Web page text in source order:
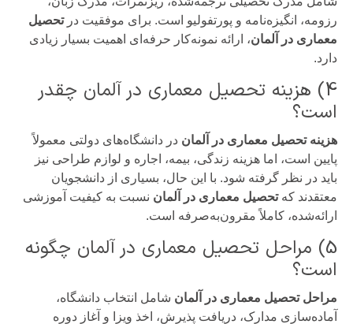
رزومه، انگیزه‌نامه و پورتفولیو است. برای موفقیت درتحصیل
معماری در آلمان، ارائه نمونه‌کار حرفه‌ای اهمیت بسیار زیادی
دارد.
4) هزینه تحصیل معماری در آلمان چقدر
است؟
هزینه تحصیل معماری در آلماندر دانشگاه‌های دولتی معمولاً
پایین است، اما هزینه زندگی، بیمه، اجاره و لوازم طراحی نیز
باید در نظر گرفته شود. با این حال، بسیاری از دانشجویان
معتقدند کهتحصیل معماری در آلماننسبت به کیفیت آموزشی
ارائه‌شده، کاملاً مقرون‌به‌صرفه است.
5) مراحل تحصیل معماری در آلمان چگونه
است؟
مراحل تحصیل معماری در آلمانشامل انتخاب دانشگاه،
آماده‌سازی مدارک، دریافت پذیرش، اخذ ویزا و آغاز دوره